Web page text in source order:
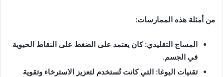
من أمثلة هذه الممارسات:
المساج التقليدي: كان يعتمد على الضغط على النقاط الحيوية
في الجسم.
تقنيات اليوغا: التي كانت تُستخدم لتعزيز الاسترخاء وتقوية